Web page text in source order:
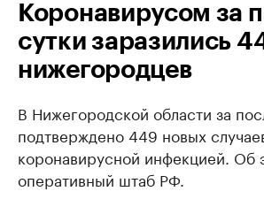
Коронавирусом за
сутки заразились
нижегородцев
В Нижегородской области за
подтверждено 449 новых
коронавирусной инфекцией. Об
оперативный штаб РФ.